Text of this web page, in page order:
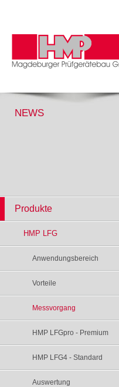
NEWS
Produkte
HMP LFG
Anwendungsbereich
Vorteile
Messvorgang
HMP LFGpro - Premium
HMP LFG4 - Standard
Auswertung